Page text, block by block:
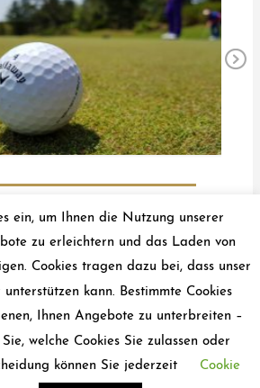
| www.aloah-ferienwohung.de
ein, um Ihnen die Nutzung unserer
zu erleichtern und das Laden von
Cookies tragen dazu bei, dass unser
kann. Bestimmte Cookies
Ihnen Angebote zu unterbreiten –
welche Cookies Sie zulassen oder
können Sie jederzeit
Cookie